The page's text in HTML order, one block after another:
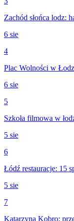
Zachód słońca lodz:
6 sie
4
Plac Wolności w
6 sie
5
Szkoła filmowa w
5 sie
6
Łódź restauracje: 15
5 sie
7
Katarzyna Kobro: